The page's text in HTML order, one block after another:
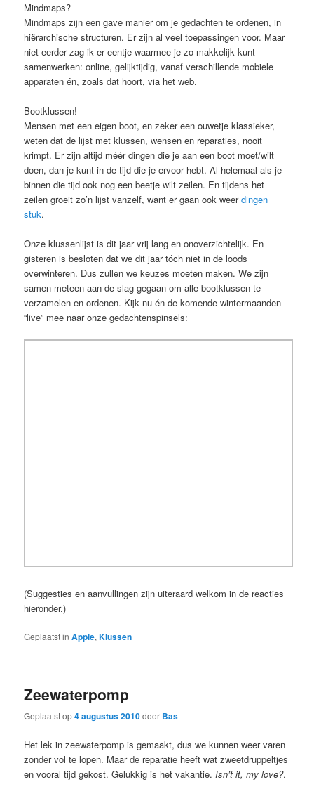
Mindmaps?
Mindmaps zijn een gave manier om je gedachten te ordenen, in
hiërarchische structuren. Er zijn al veel toepassingen voor. Maar
niet eerder zag ik er eentje waarmee je zo makkelijk kunt
samenwerken: online, gelijktijdig, vanaf verschillende mobiele
apparaten én, zoals dat hoort, via het web.
Bootklussen!
Mensen met een eigen boot, en zeker eenouwetje klassieker,
weten dat de lijst met klussen, wensen en reparaties, nooit
krimpt. Er zijn altijd méér dingen die je aan een boot moet/wilt
doen, dan je kunt in de tijd die je ervoor hebt. Al helemaal als je
binnen die tijd ook nog een beetje wilt zeilen. En tijdens het
zeilen groeit zo’n lijst vanzelf, want er gaan ook weerdingen
stuk.
Onze klussenlijst is dit jaar vrij lang en onoverzichtelijk. En
gisteren is besloten dat we dit jaar tóch niet in de loods
overwinteren. Dus zullen we keuzes moeten maken. We zijn
samen meteen aan de slag gegaan om alle bootklussen te
verzamelen en ordenen. Kijk nu én de komende wintermaanden
“live” mee naar onze gedachtenspinsels:
(Suggesties en aanvullingen zijn uiteraard welkom in de reacties
hieronder.)
Geplaatst in Apple,Klussen
Zeewaterpomp
Geplaatst op4 augustus 2010door Bas
Het lek in zeewaterpomp is gemaakt, dus we kunnen weer varen
zonder vol te lopen. Maar de reparatie heeft wat zweetdruppeltjes
en vooral tijd gekost. Gelukkig is het vakantie.Isn’t it, my love?.